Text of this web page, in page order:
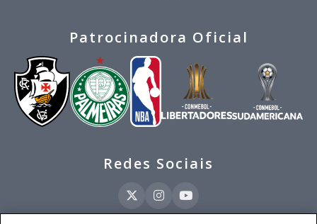
Patrocinadora Oficial
Redes Sociais